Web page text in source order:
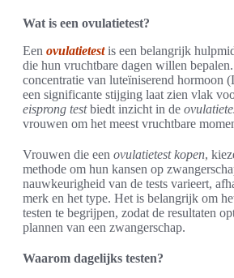
Wat is een ovulatietest?
Een ovulatietestis een belangrijk
die hun vruchtbare dagen willen
concentratie van luteïniserend hormoon
een significante stijging laat zien vlak
eisprong testbiedt inzicht in de
vrouwen om het meest vruchtbare
Vrouwen die een ovulatietest kopen,
methode om hun kansen op
nauwkeurigheid van de tests varieert,
merk en het type. Het is belangrijk om
testen te begrijpen, zodat de resultaten
plannen van een zwangerschap.
Waarom dagelijks testen?